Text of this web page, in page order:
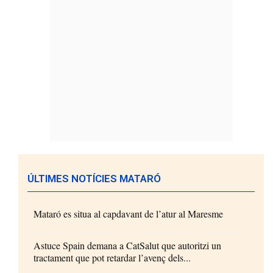
ÚLTIMES NOTÍCIES MATARÓ
Mataró es situa al capdavant de l’atur al Maresme
Astuce Spain demana a CatSalut que autoritzi un
tractament que pot retardar l’avenç dels...